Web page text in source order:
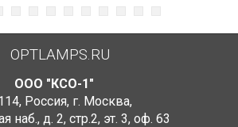
OPTLAMPS.RU
ООО "КСО-1"
, Россия, г. Москва,
наб., д. 2, стр.2, эт. 3, оф. 63